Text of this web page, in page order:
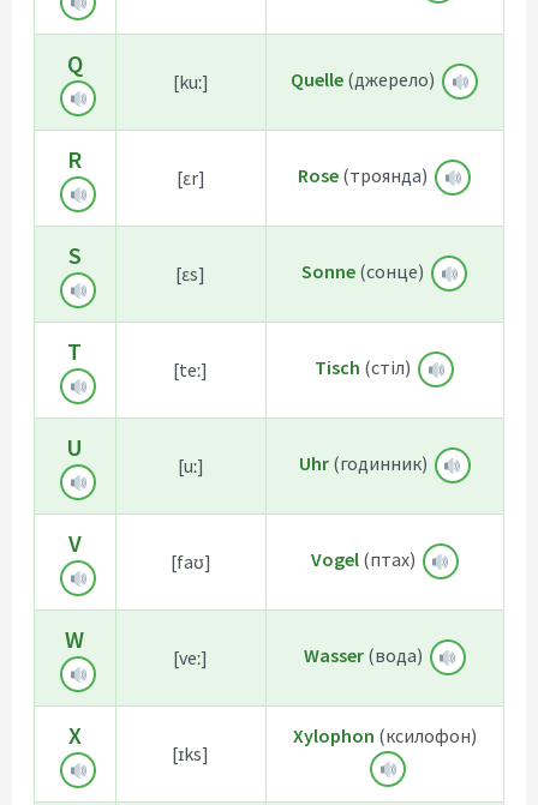
Q
[kuː] Quelle (джерело)
R
[ɛr] Rose (троянда)
S
[ɛs] Sonne (сонце)
T
[teː] Tisch (стіл)
U
[uː] Uhr(годинник)
V
[faʊ] Vogel(птах)
W
[veː] Wasser(вода)
X
[ɪks]
Xylophon (ксилофон)